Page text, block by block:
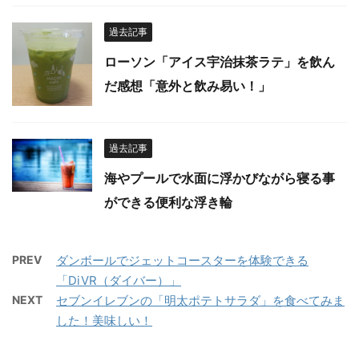
過去記事
ローソン「アイス宇治抹茶ラテ」を飲ん
だ感想「意外と飲み易い！」
過去記事
海やプールで水面に浮かびながら寝る事
ができる便利な浮き輪
PREV
ダンボールでジェットコースターを体験できる
「DiVR（ダイバー）」
NEXT
セブンイレブンの「明太ポテトサラダ」を食べてみま
した！美味しい！